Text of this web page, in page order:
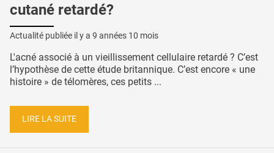
cutané retardé?
Actualité publiée il y a 9 années 10 mois
L'acné associé à un vieillissement cellulaire retardé ? C’est
l’hypothèse de cette étude britannique. C’est encore « une
histoire » de télomères, ces petits ...
LIRE LA SUITE